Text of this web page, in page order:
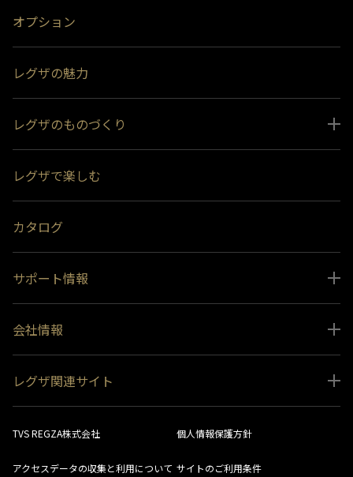
オプション
レグザの魅力
レグザのものづくり
受賞履歴
おすすめ番組
レグザで楽しむ
カタログ
サポート情報
インフォメーション 一覧
よくあるご質問 (FAQ）
お問い合わせ
生産終了商品一覧
ソフトウェアダウンロード情報
会社情報
会社概要
レグザ関連サイト
レグザ メンバーズ
法人向けサイト
TVS REGZA株式会社 個人情報保護方針
アクセスデータの収集と利用について サイトのご利用条件